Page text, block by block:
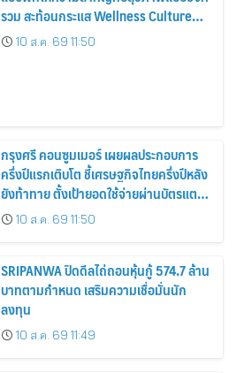
รวม สะท้อนกระแส Wellness Culture
เติบโตต่อเนื่อง
10 ส.ค. 69 11:50
กรุงศรี คอนซูมเมอร์ เผยผลประกอบการ
ครึ่งปีแรกเติบโต ชี้เศรษฐกิจไทยครึ่งปีหลัง
ยังท้าทาย ตั้งเป้ายอดใช้จ่ายผ่านบัตรแตะ
420,000 ล้านบาท
10 ส.ค. 69 11:50
SRIPANWA ปิดดีลไถ่ถอนหุ้นกู้ 574.7 ล้าน
บาทตามกำหนด เสริมความเชื่อมั่นนัก
ลงทุน
10 ส.ค. 69 11:49